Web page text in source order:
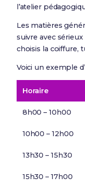
l’atelier
Les matières
suivre avec
choisis la coiffure,
Voici un exemple
Horaire
8h00 – 10h00
10h00 – 12h00
13h30 – 15h30
15h30 – 17h00